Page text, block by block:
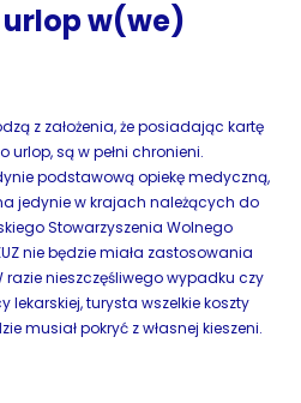
urlop w(we)
z założenia, że posiadając kartę
urlop, są w pełni chronieni.
podstawową opiekę medyczną,
jedynie w krajach należących do
Stowarzyszenia Wolnego
nie będzie miała zastosowania
nieszczęśliwego wypadku czy
lekarskiej, turysta wszelkie koszty
musiał pokryć z własnej kieszeni.